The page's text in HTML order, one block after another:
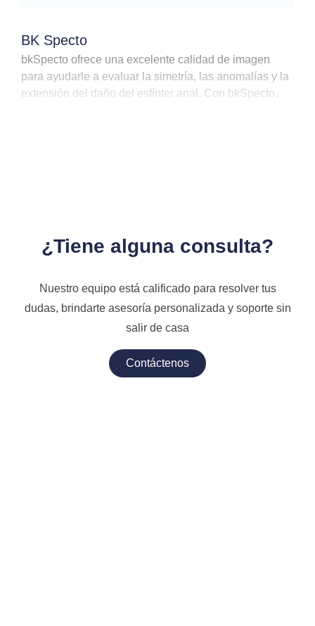
BK Specto
bkSpecto ofrece una excelente calidad de imagen
para ayudarle a evaluar la simetría, las anomalías y la
extensión del daño del esfínter anal. Con bkSpecto,
¿Tiene alguna consulta?
Nuestro equipo está calificado para resolver tus
dudas, brindarte asesoría personalizada y soporte sin
salir de casa
Contáctenos